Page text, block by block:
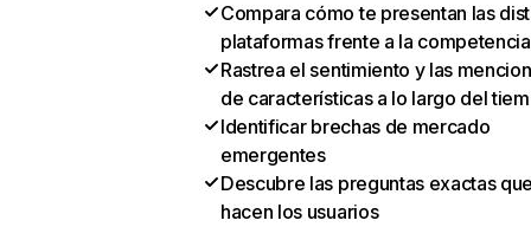
Compara cómo te presentan las
plataformas frente a la competencia
Rastrea el sentimiento y las
de características a lo largo del
Identificar brechas de mercado
emergentes
Descubre las preguntas exactas
hacen los usuarios